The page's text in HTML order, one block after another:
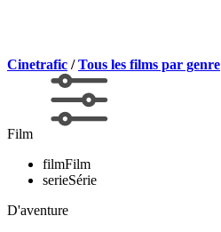
Cinetrafic /Tous les films par genre
Film
filmFilm
serieSérie
D'aventure